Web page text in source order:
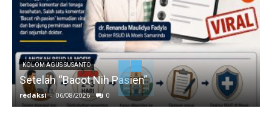
KOLOM AGUS SUSANTO
Setelah “Bacot Nih Pasien”
redaksi - 06/08/2026 0